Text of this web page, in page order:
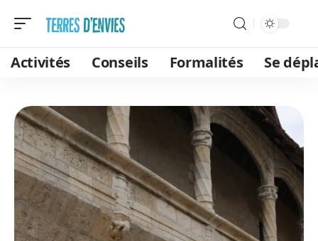
Activités Conseils Formalités Se